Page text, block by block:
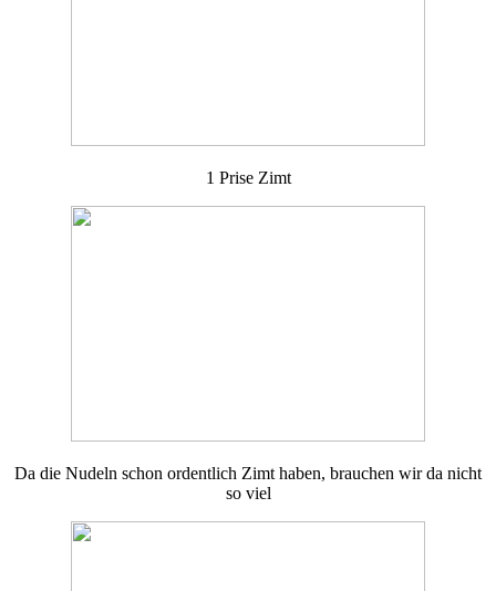
1 Prise Zimt
Da die Nudeln schon ordentlich Zimt haben, brauchen wir da nicht
so viel